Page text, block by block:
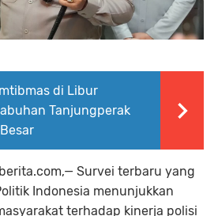
di Libur
Tanjungperak
Survei terbaru yang
Indonesia menunjukkan
terhadap kinerja polisi